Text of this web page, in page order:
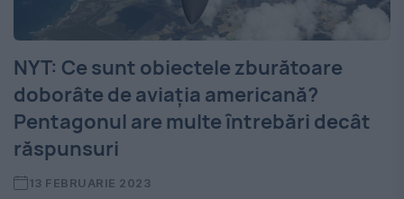
NYT: Ce sunt obiectele zburătoare
doborâte de aviația americană?
Pentagonul are multe întrebări decât
răspunsuri
13 FEBRUARIE 2023